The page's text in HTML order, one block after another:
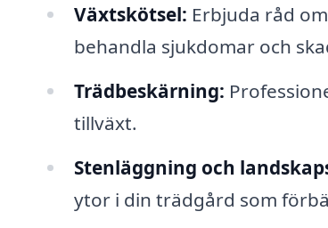
Växtskötsel: Erbjuda råd
behandla sjukdomar och
Trädbeskärning:
tillväxt.
Stenläggning och
ytor i din trädgård som